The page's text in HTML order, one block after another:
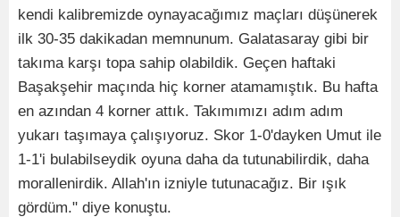
kendi kalibremizde oynayacağımız maçları düşünerek
ilk 30-35 dakikadan memnunum. Galatasaray gibi bir
takıma karşı topa sahip olabildik. Geçen haftaki
Başakşehir maçında hiç korner atamamıştık. Bu hafta
en azından 4 korner attık. Takımımızı adım adım
yukarı taşımaya çalışıyoruz. Skor 1-0'dayken Umut ile
1-1'i bulabilseydik oyuna daha da tutunabilirdik, daha
morallenirdik. Allah'ın izniyle tutunacağız. Bir ışık
gördüm." diye konuştu.